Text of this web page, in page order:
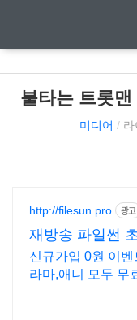
불타는 트롯맨
미디어 / 라
http://filesun.pro 광고
재방송 파일썬
간 보기!
신규가입 0원 이벤
라마,애니 모두 무